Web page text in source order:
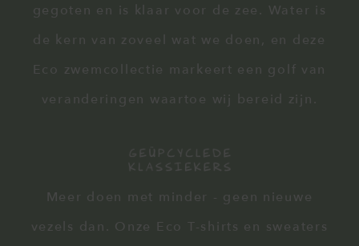
gegoten en is klaar voor de zee. Water is
de kern van zoveel wat we doen, en deze
Eco zwemcollectie markeert een golf van
veranderingen waartoe wij bereid zijn.
Meer doen met minder - geen nieuwe
vezels dan. Onze Eco T-shirts en sweaters